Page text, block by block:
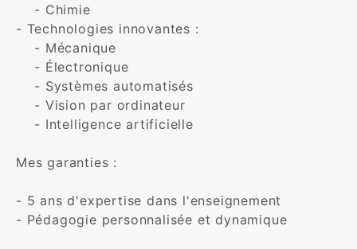
- Technologies innovantes :
Mes garanties :
- 5 ans d'expertise dans l'enseignement
- Pédagogie personnalisée et dynamique